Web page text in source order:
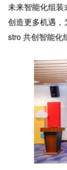
未来智能化组装
创造更多机遇
stro 共创智能化